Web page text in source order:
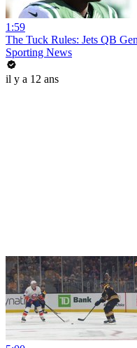
1:59
The Tuck Rules: Jets QB
Sporting News
il y a 12 ans